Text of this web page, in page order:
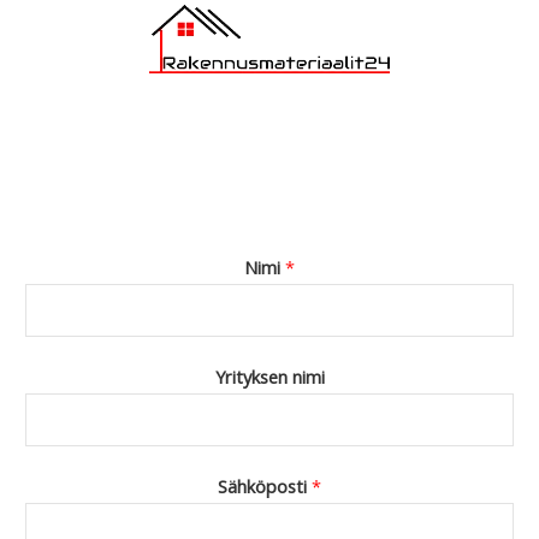
Nimi *
Yrityksen nimi
Sähköposti *